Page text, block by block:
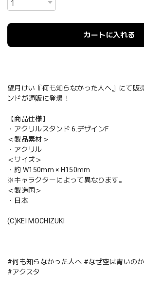
カートに入れる
望月けい『何も知らなかった人へ』にて販
ンドが通販に登場！
【商品仕様】
・アクリルスタンド 6.デザインF
＜製品素材＞
・アクリル
＜サイズ＞
・約 W150mm × H150mm
※キャラクターによって異なります。
＜製造国＞
・日本
(C)KEI MOCHIZUKI
#何も知らなかった人へ #なぜ空は青いの
#アクスタ